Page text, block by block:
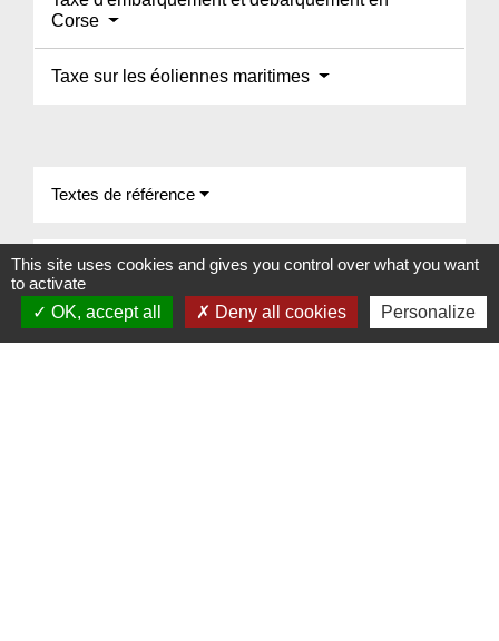
Corse
Taxe sur les éoliennes maritimes
Textes de référence
Services en ligne et formulaires
Signaler une erreur sur cette page
This site uses cookies and gives you control over what you want
to activate
OK, accept all
Deny all cookies Personalize